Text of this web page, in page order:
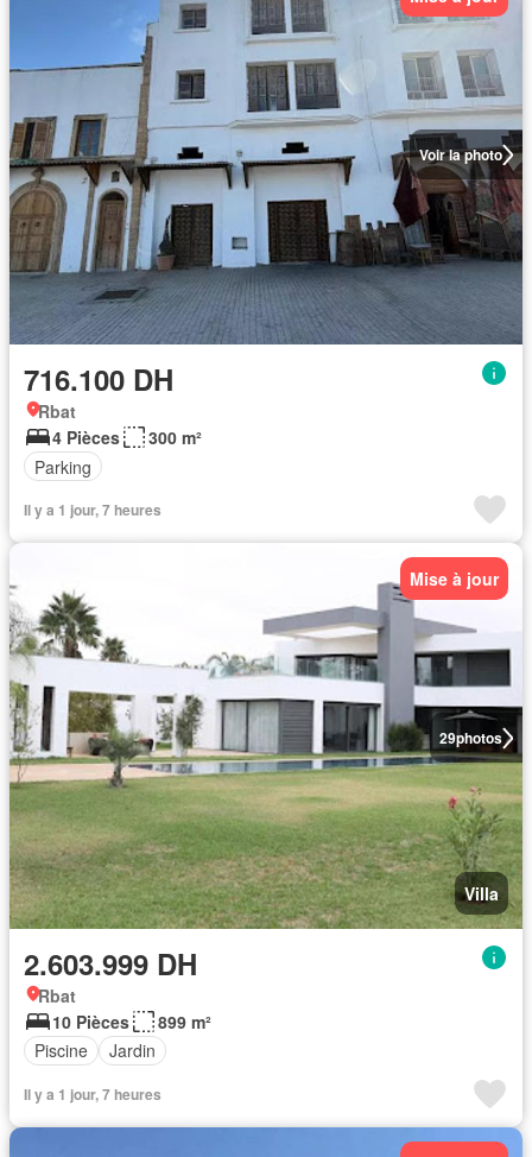
Voir la photo
716.100 DH
Rbat
4 Pièces
300 m²
Parking
Il y a 1 jour, 7 heures
29photos
Mise à jour
Villa
2.603.999 DH
Rbat
10 Pièces
899 m²
Piscine
Jardin
Il y a 1 jour, 7 heures